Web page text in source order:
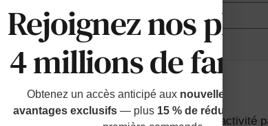
de Noël, et sa décoration est une activité
Rejoignez nos
4 millions de
Obtenez un accès anticipé aux nouvelles sorties
avantages exclusifs— plus 15 % de réduction